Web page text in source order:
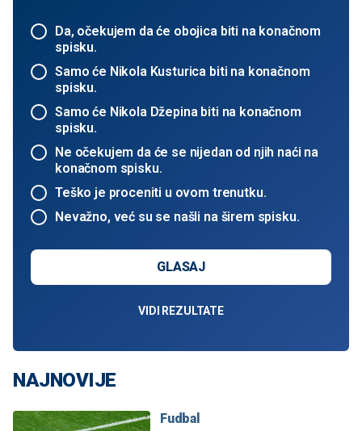
Da, očekujem da će obojica biti na konačnom
spisku.
Samo će Nikola Kusturica biti na konačnom
spisku.
Samo će Nikola Džepina biti na konačnom
spisku.
Ne očekujem da će se nijedan od njih naći na
konačnom spisku.
Teško je proceniti u ovom trenutku.
Nevažno, već su se našli na širem spisku.
GLASAJ
VIDI REZULTATE
NAJNOVIJE
Fudbal